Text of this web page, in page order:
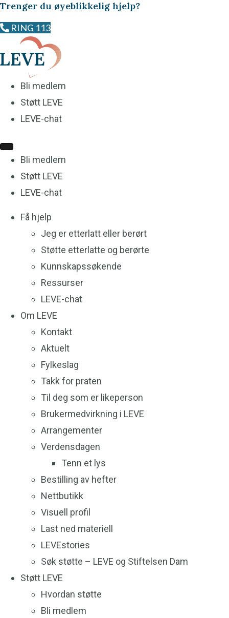
Trenger du øyeblikkelig hjelp?
RING 113
Bli medlem
Støtt LEVE
LEVE-chat
Bli medlem
Støtt LEVE
LEVE-chat
Få hjelp
Jeg er etterlatt eller berørt
Støtte etterlatte og berørte
Kunnskapssøkende
Ressurser
LEVE-chat
Om LEVE
Kontakt
Aktuelt
Fylkeslag
Takk for praten
Til deg som er likeperson
Brukermedvirkning i LEVE
Arrangementer
Verdensdagen
Tenn et lys
Bestilling av hefter
Nettbutikk
Visuell profil
Last ned materiell
LEVEstories
Søk støtte – LEVE og Stiftelsen Dam
Støtt LEVE
Hvordan støtte
Bli medlem